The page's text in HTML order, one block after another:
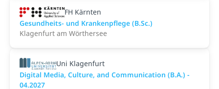
FH Kärnten
Gesundheits- und Krankenpflege (B.Sc.)
Klagenfurt am Wörthersee
Uni Klagenfurt
Digital Media, Culture, and Communication (B.A.) -
04.2027